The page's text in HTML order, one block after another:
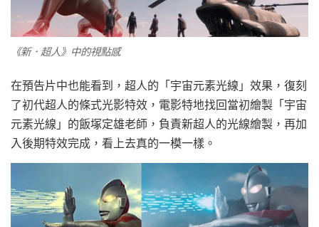
《新．超人》中的視點感
在預告片中也能看到，超人的「宇宙元素光線」效果，復刻
了初代超人的條式光影特效，電影特地找回當初繪製「宇宙
元素光線」的飯塚定雄老師，負責新超人的光線繪製，再加
入後期特效完成，看上去真的一模一樣。